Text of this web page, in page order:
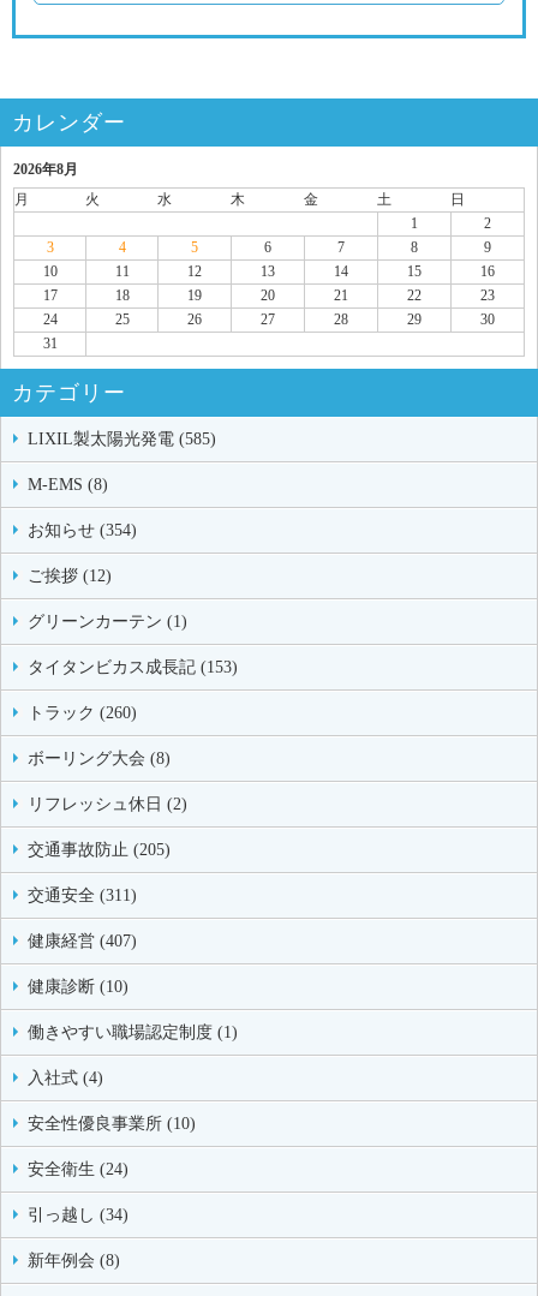
カレンダー
2026年8月
月
火 水 木 金 土
日
1
2
3
4 5 6 7 8
9
10
11 12 13 14 15
16
17
18 19 20 21 22
23
24
25 26 27 28 29
30
31
カテゴリー
LIXIL製太陽光発電 (585)
M-EMS (8)
お知らせ (354)
ご挨拶 (12)
グリーンカーテン (1)
タイタンビカス成長記 (153)
トラック (260)
ボーリング大会 (8)
リフレッシュ休日 (2)
交通事故防止 (205)
交通安全 (311)
健康経営 (407)
健康診断 (10)
働きやすい職場認定制度 (1)
入社式 (4)
安全性優良事業所 (10)
安全衛生 (24)
引っ越し (34)
新年例会 (8)